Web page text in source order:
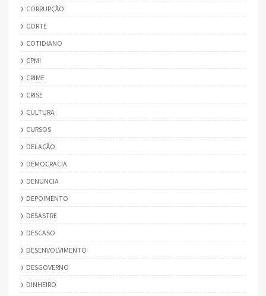
CORRUPÇÃO
CORTE
COTIDIANO
CPMI
CRIME
CRISE
CULTURA
CURSOS
DELAÇÃO
DEMOCRACIA
DENUNCIA
DEPOIMENTO
DESASTRE
DESCASO
DESENVOLVIMENTO
DESGOVERNO
DINHEIRO